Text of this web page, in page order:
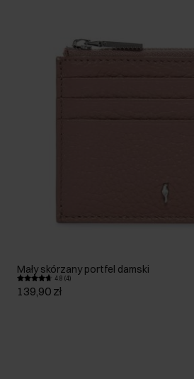
Mały skórzany portfel damski
4.8 (4)
139,90 zł